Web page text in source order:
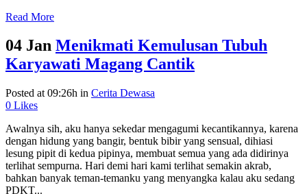
Read More
04 Jan Menikmati Kemulusan Tubuh
Karyawati Magang Cantik
Posted at 09:26h in Cerita Dewasa
0 Likes
Awalnya sih, aku hanya sekedar mengagumi kecantikannya, karena
dengan hidung yang bangir, bentuk bibir yang sensual, dihiasi
lesung pipit di kedua pipinya, membuat semua yang ada didirinya
terlihat sempurna. Hari demi hari kami terlihat semakin akrab,
bahkan banyak teman-temanku yang menyangka kalau aku sedang
PDKT...